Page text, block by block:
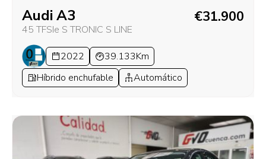
Audi A3
45 TFSIe S TRONIC S LINE
€31.900
2022
39.133Km
Híbrido enchufable
Automático